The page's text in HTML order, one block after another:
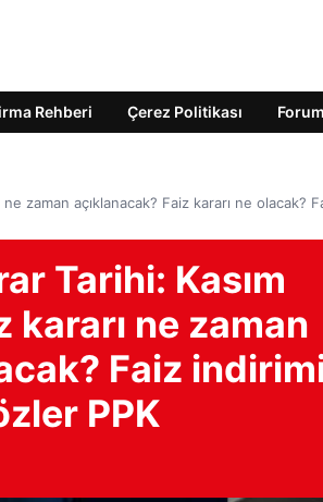
Rehberi Çerez Politikası Forum
zaman açıklanacak? Faiz kararı ne olacak?
Tarihi: Kasım
kararı ne zaman
Faiz
PPK